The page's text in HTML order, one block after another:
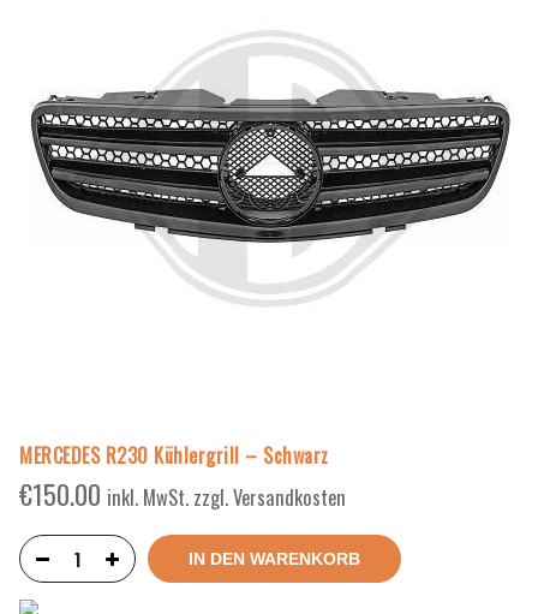
MERCEDES R230 Kühlergrill – Schwarz
€150.00 inkl. MwSt. zzgl. Versandkosten
IN DEN WARENKORB